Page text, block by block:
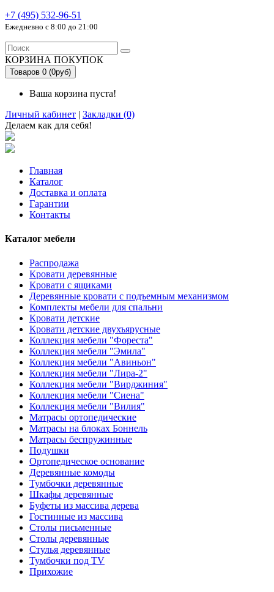
+7 (495) 532-96-51
Ежедневно с 8:00 до 21:00
КОРЗИНА ПОКУПОК
Товаров 0 (0руб)
Ваша корзина пуста!
Личный кабинет | Закладки (0)
Делаем как для себя!
Главная
Каталог
Доставка и оплата
Гарантии
Контакты
Каталог мебели
Распродажа
Кровати деревянные
Кровати с ящиками
Деревянные кровати с подъемным механизмом
Комплекты мебели для спальни
Кровати детские
Кровати детские двухъярусные
Коллекция мебели "Фореста"
Коллекция мебели "Эмила"
Коллекция мебели "Авиньон"
Коллекция мебели "Лира-2"
Коллекция мебели "Вирджиния"
Коллекция мебели "Сиена"
Коллекция мебели "Вилия"
Матрасы ортопедические
Матрасы на блоках Боннель
Матрасы беспружинные
Подушки
Ортопедическое основание
Деревянные комоды
Тумбочки деревянные
Шкафы деревянные
Буфеты из массива дерева
Гостинные из массива
Столы письменные
Столы деревянные
Стулья деревянные
Тумбочки под TV
Прихожие